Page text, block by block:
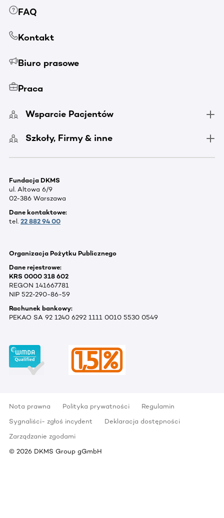
FAQ
Kontakt
Biuro prasowe
Praca
Wsparcie Pacjentów
Szkoły, Firmy & inne
Fundacja DKMS
ul. Altowa 6/9
02-386 Warszawa
Dane kontaktowe:
tel. 22 882 94 00
Organizacja Pożytku Publicznego
Dane rejestrowe:
KRS 0000 318 602
REGON 141667781
NIP 522-290-86-59
Rachunek bankowy:
PEKAO SA 92 1240 6292 1111 0010 5530 0549
Nota prawna Polityka prywatności
Regulamin
Sygnaliści- zgłoś incydent
Deklaracja dostępności
Zarządzanie zgodami
© 2026 DKMS Group gGmbH